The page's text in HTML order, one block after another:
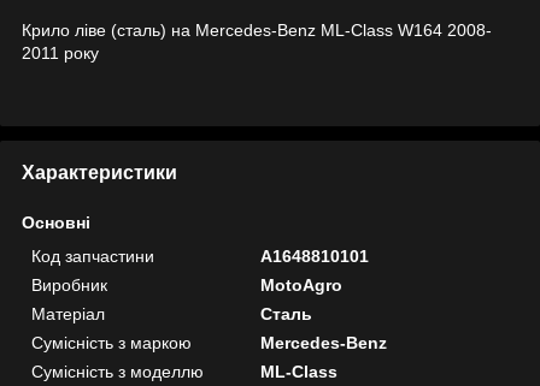
Крило ліве (сталь) на Mercedes-Benz ML-Class W164 2008-
2011 року
Характеристики
Основні
Код запчастини
A1648810101
Виробник
MotoAgro
Матеріал
Сталь
Сумісність з маркою
Mercedes-Benz
Сумісність з моделлю
ML-Class